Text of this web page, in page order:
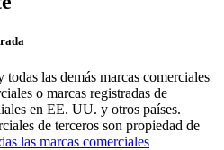
las demás marcas comerciales
o marcas registradas de
en EE. UU. y otros países.
de terceros son propiedad de
las marcas comerciales